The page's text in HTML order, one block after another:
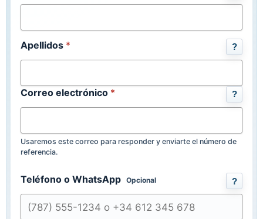
Apellidos * ?
Correo electrónico * ?
Usaremos este correo para responder y enviarte el número de
referencia.
Teléfono o WhatsApp Opcional ?